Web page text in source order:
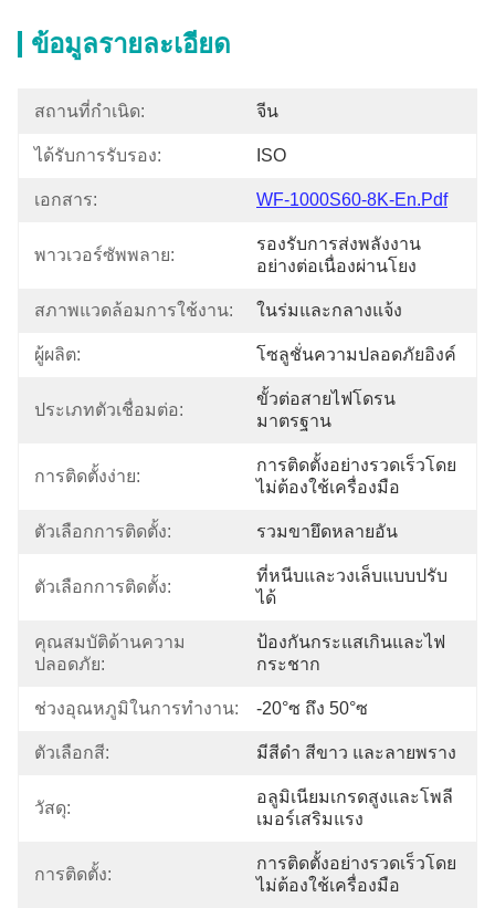
ข้อมูลรายละเอียด
สถานที่กำเนิด: จีน
ได้รับการรับรอง: ISO
เอกสาร: WF-1000S60-8K-En.pdf
พาวเวอร์ซัพพลาย:
รองรับการส่งพลังงาน
อย่างต่อเนื่องผ่านโยง
สภาพแวดล้อมการใช้งาน: ในร่มและกลางแจ้ง
ผู้ผลิต: โซลูชั่นความปลอดภัยอิงค์
ประเภทตัวเชื่อมต่อ:
ขั้วต่อสายไฟโดรน
มาตรฐาน
การติดตั้งง่าย:
การติดตั้งอย่างรวดเร็วโดย
ไม่ต้องใช้เครื่องมือ
ตัวเลือกการติดตั้ง: รวมขายึดหลายอัน
ตัวเลือกการติดตั้ง:
ที่หนีบและวงเล็บแบบปรับ
ได้
คุณสมบัติด้านความ
ปลอดภัย:
ป้องกันกระแสเกินและไฟ
กระชาก
ช่วงอุณหภูมิในการทำงาน: -20°ซ ถึง 50°ซ
ตัวเลือกสี: มีสีดำ สีขาว และลายพราง
วัสดุ:
อลูมิเนียมเกรดสูงและโพลี
เมอร์เสริมแรง
การติดตั้ง:
การติดตั้งอย่างรวดเร็วโดย
ไม่ต้องใช้เครื่องมือ